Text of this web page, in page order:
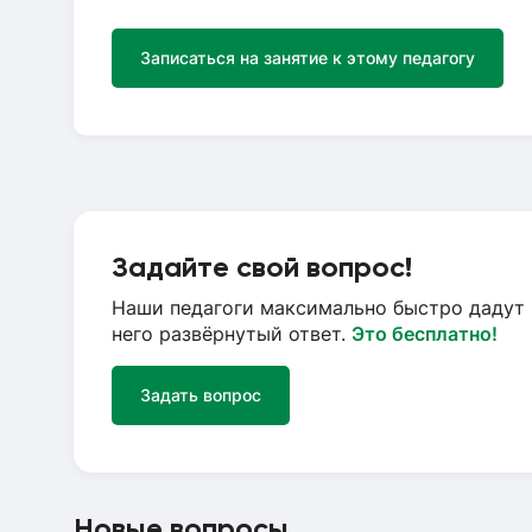
Записаться на занятие к этому педагогу
Задайте свой вопрос!
Наши педагоги максимально быстро дадут
него развёрнутый ответ. Это бесплатно!
Задать вопрос